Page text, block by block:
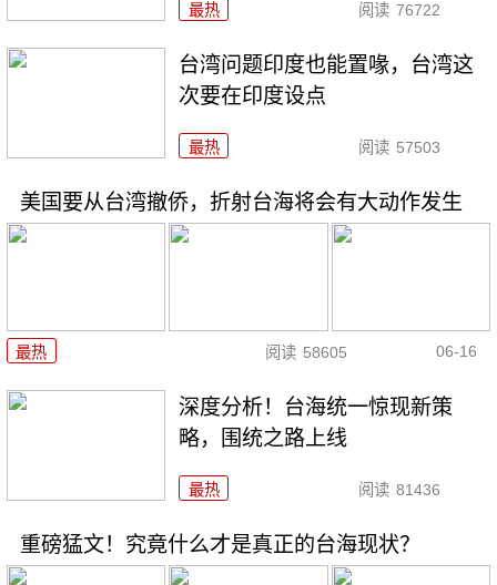
最热 阅读 76722
台湾问题印度也能置喙，台湾这
次要在印度设点
最热 阅读 57503
美国要从台湾撤侨，折射台海将会有大动作发生
最热 阅读 58605 06-16
深度分析！台海统一惊现新策
略，围统之路上线
最热 阅读 81436
重磅猛文！究竟什么才是真正的台海现状？